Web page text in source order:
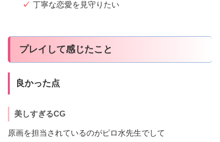
丁寧な恋愛を見守りたい
プレイして感じたこと
良かった点
美しすぎるCG
原画を担当されているのがピロ水先生でして